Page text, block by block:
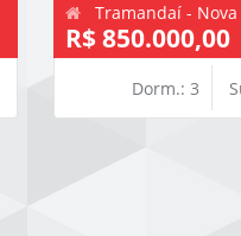
Tramandaí -
R$ 850.000,00
Dorm.: 3